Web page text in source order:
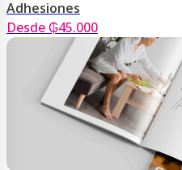
Adhesiones
Desde ₲45.000